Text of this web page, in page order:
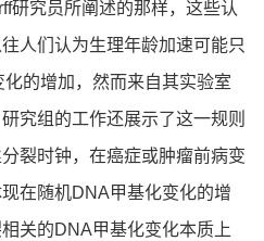
研究员所阐述的那样，这些认
人们认为生理年龄加速可能只
的增加，然而来自其实验室
究组的工作还展示了这一规则
裂时钟，在癌症或肿瘤前病变
在随机DNA甲基化变化的增
关的DNA甲基化变化本质上